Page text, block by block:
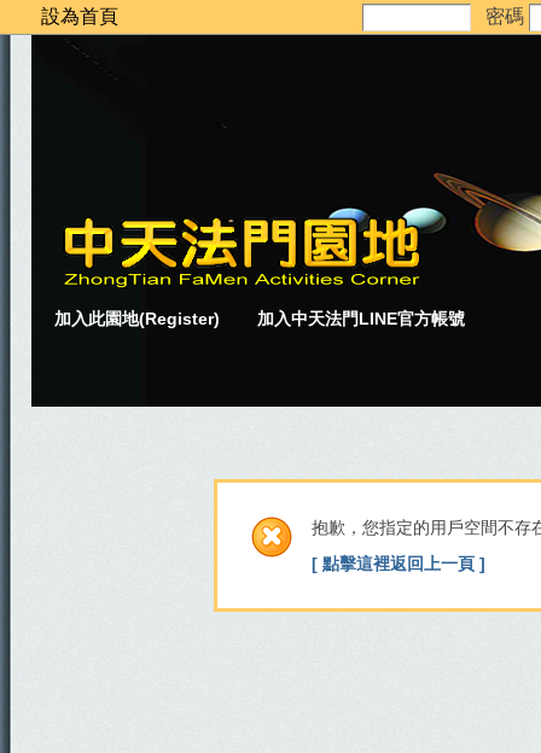
設為首頁 密碼
加入此園地(Register) 加入中天法門LINE官方帳號
抱歉，您指定的用戶空間不存
[ 點擊這裡返回上一頁 ]